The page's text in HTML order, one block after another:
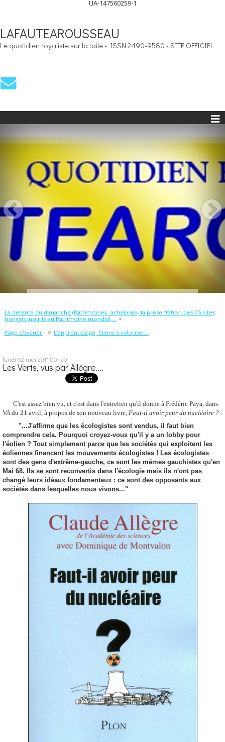
UA-147560259-1
LAFAUTEAROUSSEAU
Le quotidien royaliste sur la toile - ISSN 2490-9580 - SITE OFFICIEL
La détente du dimanche (Patrimoine) : actualisée, la présentation des 35 sites
français inscrits au Patrimoine mondial....
Page d'accueil
L'apprentissage, filière à valoriser...
lundi 02 mai 2011 00h20
Les Verts, vus par Allègre....
C'est assez bien vu, et c'est dans l'entretien qu'il donne à Frédéric Paya, dans
VA du 21 avril, à propos de son nouveau livre, Faut-il avoir peur du nucléaire ? :
"...J'affirme que les écologistes sont vendus, il faut bien
comprendre cela. Pourquoi croyez-vous qu'il y a un lobby pour
l'éolien ? Tout simplement parce que les sociétés qui exploitent les
éoliennes financent les mouvements écologistes ! Les écologistes
sont des gens d'extrême-gauche, ce sont les mêmes gauchistes qu'en
Mai 68. Ils se sont reconvertis dans l'écologie mais ils n'ont pas
changé leurs idéaux fondamentaux : ce sont des opposants aux
sociétés dans lesquelles nous vivons..."